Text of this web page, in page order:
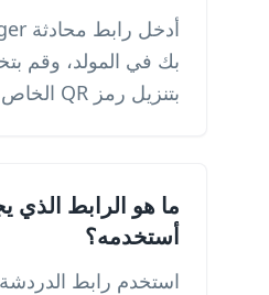
بك في المولد، وقم
بتنزيل رمز QR الخاص بك.
ما هو الرابط الذي
أستخدمه؟
استخدم رابط